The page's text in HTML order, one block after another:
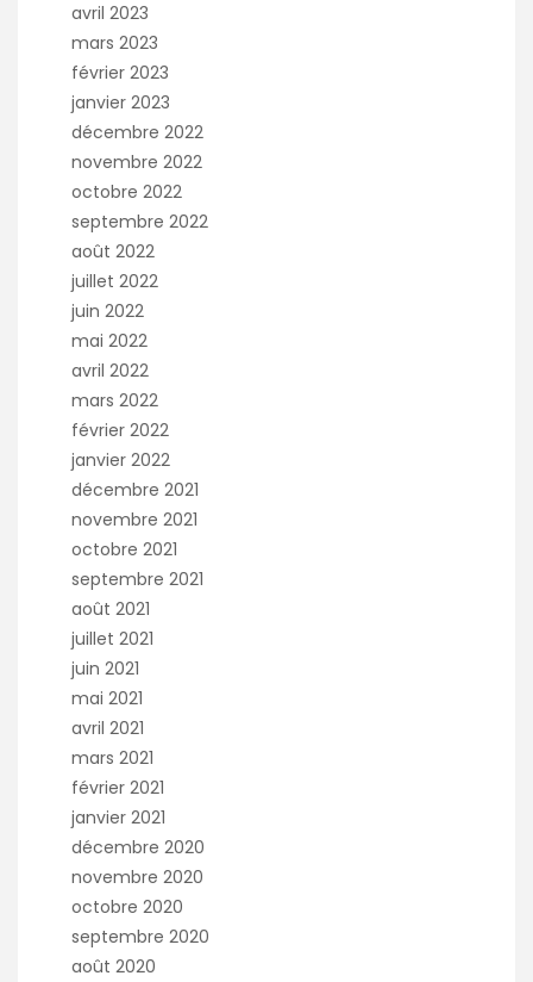
avril 2023
mars 2023
février 2023
janvier 2023
décembre 2022
novembre 2022
octobre 2022
septembre 2022
août 2022
juillet 2022
juin 2022
mai 2022
avril 2022
mars 2022
février 2022
janvier 2022
décembre 2021
novembre 2021
octobre 2021
septembre 2021
août 2021
juillet 2021
juin 2021
mai 2021
avril 2021
mars 2021
février 2021
janvier 2021
décembre 2020
novembre 2020
octobre 2020
septembre 2020
août 2020